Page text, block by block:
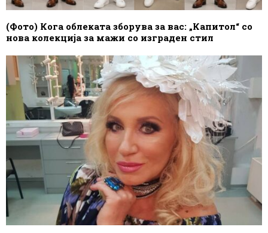
(Фото) Кога облеката зборува за вас: „Капитол“ со
нова колекција за мажи со изграден стил